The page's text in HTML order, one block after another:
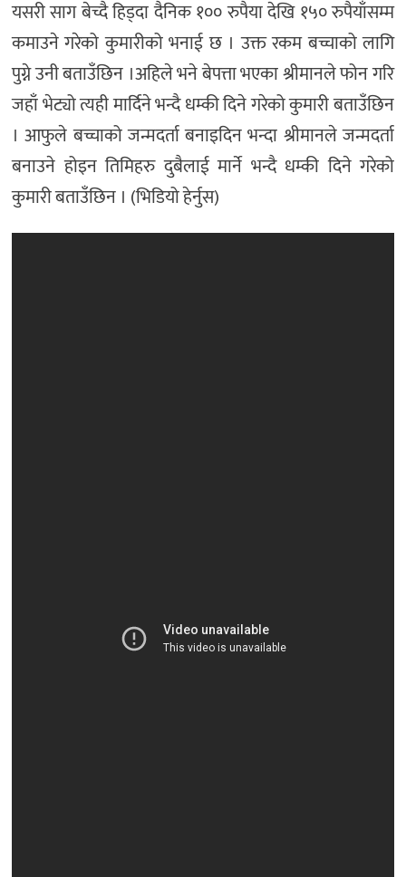
यसरी साग बेच्दै हिड्दा दैनिक १०० रुपैया देखि १५० रुपैयाँसम्म
कमाउने गरेको कुमारीको भनाई छ । उक्त रकम बच्चाको लागि
पुग्ने उनी बताउँछिन ।अहिले भने बेपत्ता भएका श्रीमानले फोन गरि
जहाँ भेट्यो त्यही मार्दिने भन्दै धम्की दिने गरेको कुमारी बताउँछिन
। आफुले बच्चाको जन्मदर्ता बनाइदिन भन्दा श्रीमानले जन्मदर्ता
बनाउने होइन तिमिहरु दुबैलाई मार्ने भन्दै धम्की दिने गरेको
कुमारी बताउँछिन । (भिडियो हेर्नुस)